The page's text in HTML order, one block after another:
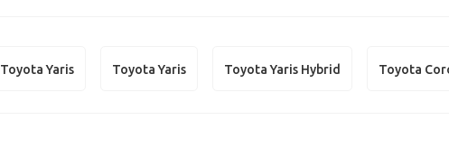
Toyota Yaris Toyota Yaris Toyota Yaris Hybrid Toyota